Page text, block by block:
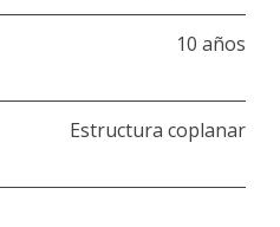
10 años
Estructura coplanar